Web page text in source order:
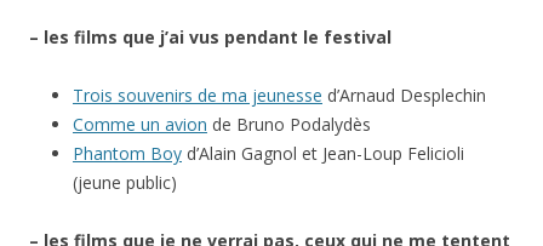
– les films que j’ai vus pendant le festival
Trois souvenirs de ma jeunesse d’Arnaud Desplechin
Comme un avion de Bruno Podalydès
Phantom Boy d’Alain Gagnol et Jean-Loup Felicioli
(jeune public)
– les films que je ne verrai pas, ceux qui ne me tentent